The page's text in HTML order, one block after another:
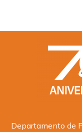
Departamento de